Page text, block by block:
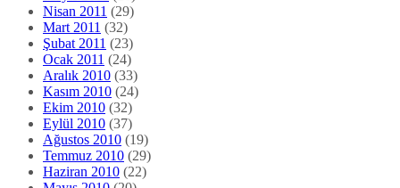
Nisan 2011 (29)
Mart 2011 (32)
Şubat 2011 (23)
Ocak 2011 (24)
Aralık 2010 (33)
Kasım 2010 (24)
Ekim 2010 (32)
Eylül 2010 (37)
Ağustos 2010 (19)
Temmuz 2010 (29)
Haziran 2010 (22)